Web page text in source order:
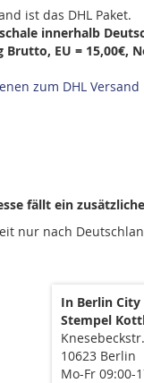
ist das DHL Paket.
innerhalb
EU = 15,00€,
zum DHL Versand
fällt ein
nur nach
In Berlin City
Stempel
10623 Berlin
Mo-Fr 09:00-